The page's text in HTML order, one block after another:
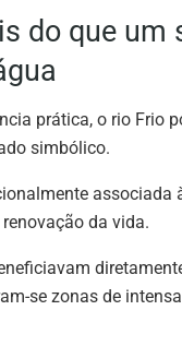
do que um
prática, o rio Frio
simbólico.
associada
da vida.
se zonas de